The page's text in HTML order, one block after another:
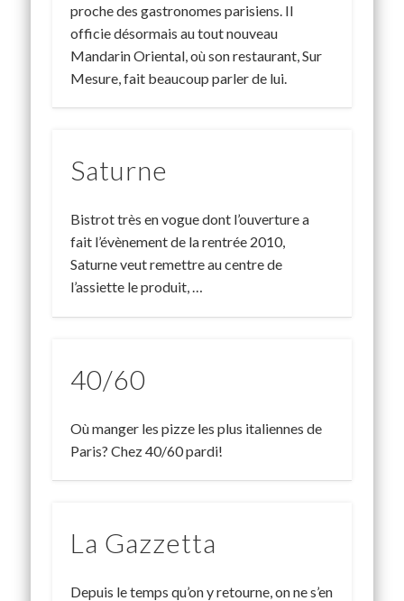
proche des gastronomes parisiens. Il
officie désormais au tout nouveau
Mandarin Oriental, où son restaurant, Sur
Mesure, fait beaucoup parler de lui.
Saturne
Bistrot très en vogue dont l’ouverture a
fait l’évènement de la rentrée 2010,
Saturne veut remettre au centre de
l’assiette le produit, …
40/60
Où manger les pizze les plus italiennes de
Paris? Chez 40/60 pardi!
La Gazzetta
Depuis le temps qu’on y retourne, on ne s’en